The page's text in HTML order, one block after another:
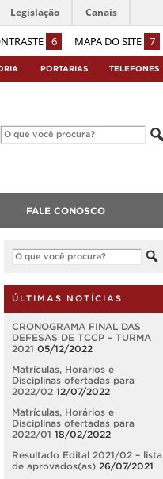
6 MAPA DO SITE 7
Legislação Canais
PORTARIAS TELEFONES
FALE CONOSCO
ÚLTIMAS NOTÍCIAS
CRONOGRAMA FINAL DAS
DEFESAS DE TCCP – TURMA
2021 05/12/2022
Matrículas, Horários e
Disciplinas ofertadas para
2022/02 12/07/2022
Matrículas, Horários e
Disciplinas ofertadas para
2022/01 18/02/2022
Resultado Edital 2021/02 – lista
de aprovados(as) 26/07/2021